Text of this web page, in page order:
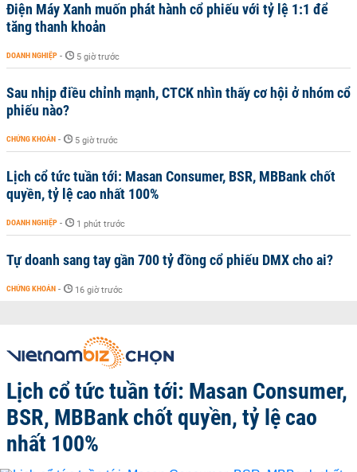
Điện Máy Xanh muốn phát hành cổ phiếu với tỷ lệ 1:1 để
tăng thanh khoản
DOANH NGHIỆP - 5 giờ trước
Sau nhịp điều chỉnh mạnh, CTCK nhìn thấy cơ hội ở nhóm cổ
phiếu nào?
CHỨNG KHOÁN - 5 giờ trước
Lịch cổ tức tuần tới: Masan Consumer, BSR, MBBank chốt
quyền, tỷ lệ cao nhất 100%
DOANH NGHIỆP - 1 phút trước
Tự doanh sang tay gần 700 tỷ đồng cổ phiếu DMX cho ai?
CHỨNG KHOÁN - 16 giờ trước
Lịch cổ tức tuần tới: Masan Consumer,
BSR, MBBank chốt quyền, tỷ lệ cao
nhất 100%